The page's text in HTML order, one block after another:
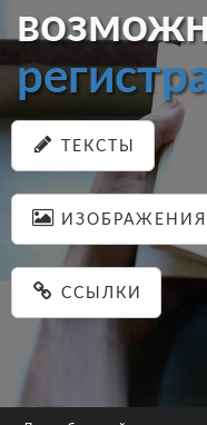
ТЕКСТЫ
ИЗОБРАЖЕНИЯ
ССЫЛКИ